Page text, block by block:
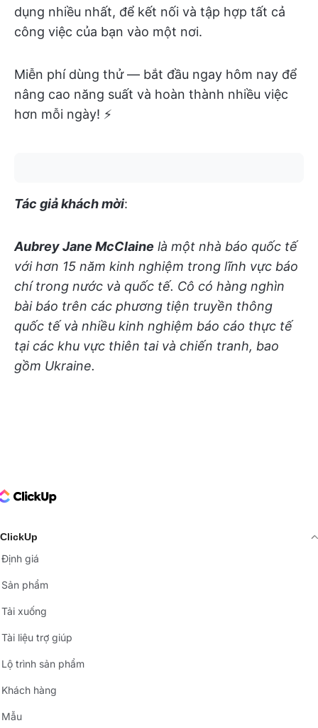
dụng nhiều nhất, để kết nối và tập hợp tất cả
công việc của bạn vào một nơi.
Miễn phí dùng thử — bắt đầu ngay hôm nay để
nâng cao năng suất và hoàn thành nhiều việc
hơn mỗi ngày! ⚡️
Tác giả khách mời:
Aubrey Jane McClaine là một nhà báo quốc tế
với hơn 15 năm kinh nghiệm trong lĩnh vực báo
chí trong nước và quốc tế. Cô có hàng nghìn
bài báo trên các phương tiện truyền thông
quốc tế và nhiều kinh nghiệm báo cáo thực tế
tại các khu vực thiên tai và chiến tranh, bao
gồm Ukraine.
Logo
ClickUp
Định giá
Sản phẩm
Tải xuống
Tài liệu trợ giúp
Lộ trình sản phẩm
Khách hàng
Mẫu